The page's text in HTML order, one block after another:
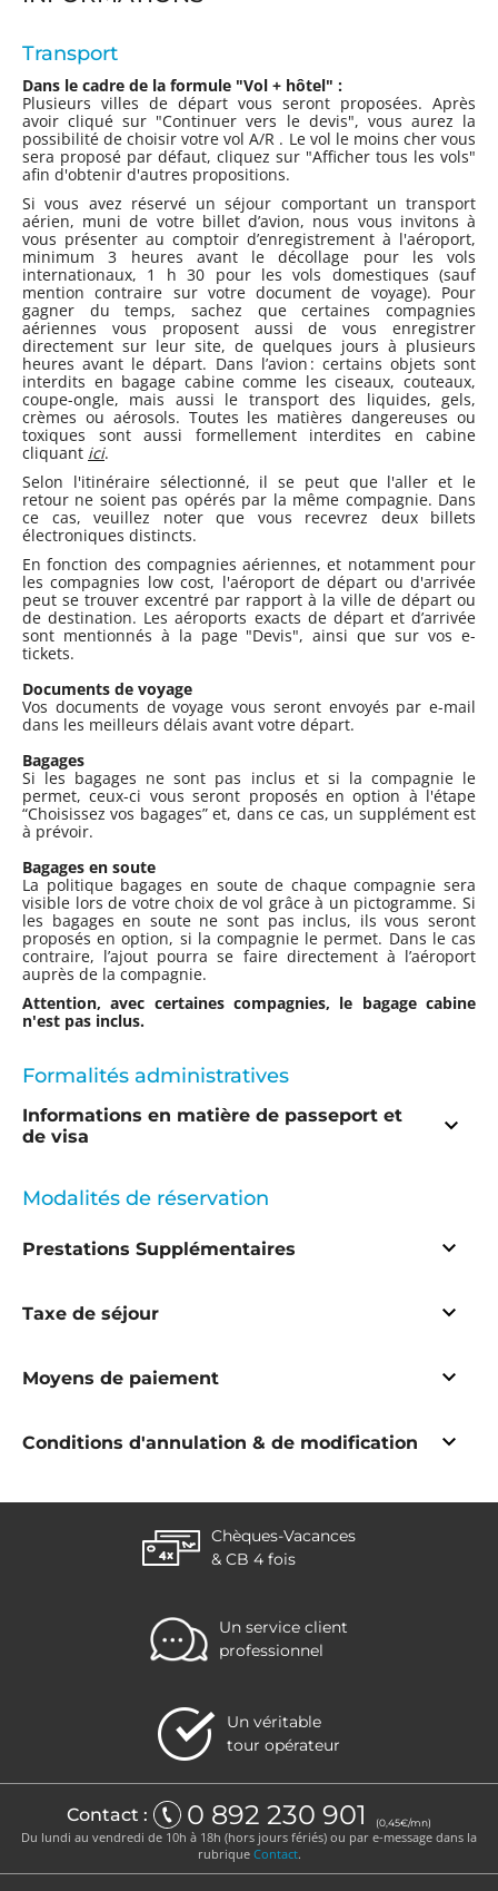
Transport
Dans le cadre de la formule "Vol + hôtel" :
Plusieurs villes de départ vous seront proposées. Après
avoir cliqué sur "Continuer vers le devis", vous aurez la
possibilité de choisir votre vol A/R . Le vol le moins cher vous
sera proposé par défaut, cliquez sur "Afficher tous les vols"
afin d'obtenir d'autres propositions.
Si vous avez réservé un séjour comportant un transport
aérien, muni de votre billet d’avion, nous vous invitons à
vous présenter au comptoir d’enregistrement à l'aéroport,
minimum 3 heures avant le décollage pour les vols
internationaux, 1 h 30 pour les vols domestiques (sauf
mention contraire sur votre document de voyage). Pour
gagner du temps, sachez que certaines compagnies
aériennes vous proposent aussi de vous enregistrer
directement sur leur site, de quelques jours à plusieurs
heures avant le départ. Dans l’avion : certains objets sont
interdits en bagage cabine comme les ciseaux, couteaux,
coupe-ongle, mais aussi le transport des liquides, gels,
crèmes ou aérosols. Toutes les matières dangereuses ou
toxiques sont aussi formellement interdites en cabine
cliquant ici.
Selon l'itinéraire sélectionné, il se peut que l'aller et le
retour ne soient pas opérés par la même compagnie. Dans
ce cas, veuillez noter que vous recevrez deux billets
électroniques distincts.
En fonction des compagnies aériennes, et notamment pour
les compagnies low cost, l'aéroport de départ ou d'arrivée
peut se trouver excentré par rapport à la ville de départ ou
de destination. Les aéroports exacts de départ et d’arrivée
sont mentionnés à la page "Devis", ainsi que sur vos e-
tickets.
Documents de voyage
Vos documents de voyage vous seront envoyés par e-mail
dans les meilleurs délais avant votre départ.
Bagages
Si les bagages ne sont pas inclus et si la compagnie le
permet, ceux-ci vous seront proposés en option à l'étape
“Choisissez vos bagages” et, dans ce cas, un supplément est
à prévoir.
Bagages en soute
La politique bagages en soute de chaque compagnie sera
visible lors de votre choix de vol grâce à un pictogramme. Si
les bagages en soute ne sont pas inclus, ils vous seront
proposés en option, si la compagnie le permet. Dans le cas
contraire, l’ajout pourra se faire directement à l’aéroport
auprès de la compagnie.
Attention, avec certaines compagnies, le bagage cabine
n'est pas inclus.
Formalités administratives
Informations en matière de passeport et
de visa
Modalités de réservation
Prestations Supplémentaires
Taxe de séjour
Moyens de paiement
Conditions d'annulation & de modification
Chèques-Vacances
& CB 4 fois
Un service client
professionnel
Un véritable
tour opérateur
Contact : 0 892 230 901 (0,45€/mn)
Du lundi au vendredi de 10h à 18h (hors jours fériés) ou par e-message dans la
rubrique Contact.